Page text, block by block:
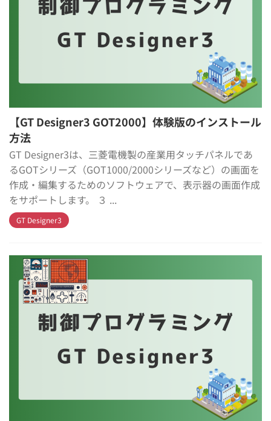
【GT Designer3 GOT2000】体験版のインストール
方法
GT Designer3は、三菱電機製の産業用タッチパネルであ
るGOTシリーズ（GOT1000/2000シリーズなど）の画面を
作成・編集するためのソフトウェアで、表示器の画面作成
をサポートします。 ３ ...
GT Designer3